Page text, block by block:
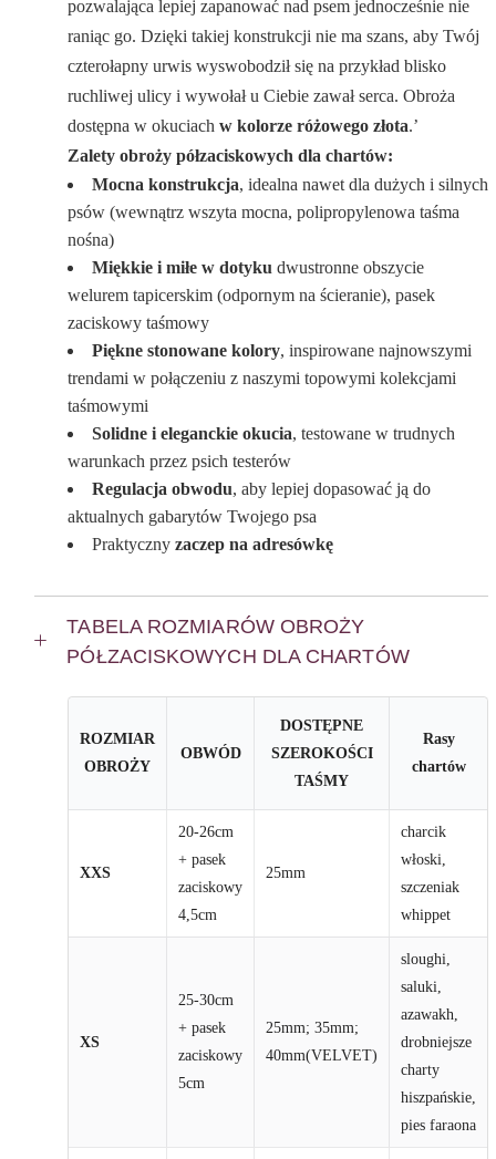
pozwalająca lepiej zapanować nad psem jednocześnie nie
raniąc go. Dzięki takiej konstrukcji nie ma szans, aby Twój
czterołapny urwis wyswobodził się na przykład blisko
ruchliwej ulicy i wywołał u Ciebie zawał serca. Obroża
dostępna w okuciachw kolorze różowego złota.’
Zalety obroży półzaciskowych dla chartów:
Mocna konstrukcja, idealna nawet dla dużych i silnych
psów (wewnątrz wszyta mocna, polipropylenowa taśma
nośna)
Miękkie i miłe w dotyku dwustronne obszycie
welurem tapicerskim (odpornym na ścieranie), pasek
zaciskowy taśmowy
Piękne stonowane kolory, inspirowane najnowszymi
trendami w połączeniu z naszymi topowymi kolekcjami
taśmowymi
Solidne i eleganckie okucia, testowane w trudnych
warunkach przez psich testerów
Regulacja obwodu, aby lepiej dopasować ją do
aktualnych gabarytów Twojego psa
Praktyczny zaczep na adresówkę
TABELA ROZMIARÓW OBROŻY
PÓŁZACISKOWYCH DLA CHARTÓW
ROZMIAR
OBROŻY
OBWÓD
DOSTĘPNE
SZEROKOŚCI
TAŚMY
Rasy
chartów
XXS
20-26cm
+ pasek
zaciskowy
4,5cm
25mm
charcik
włoski,
szczeniak
whippet
XS
25-30cm
+ pasek
zaciskowy
5cm
25mm; 35mm;
40mm(VELVET)
sloughi,
saluki,
azawakh,
drobniejsze
charty
hiszpańskie,
pies faraona